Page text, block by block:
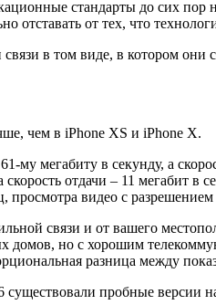
стандарты до сих
отставать от тех, что
в том виде, в котором они
чем в iPhone XS и iPhone X.
му мегабиту в секунду, а
отдачи – 11 мегабит
просмотра видео с
связи и от вашего
домов, но с хорошим
разница между
существовали пробные версии